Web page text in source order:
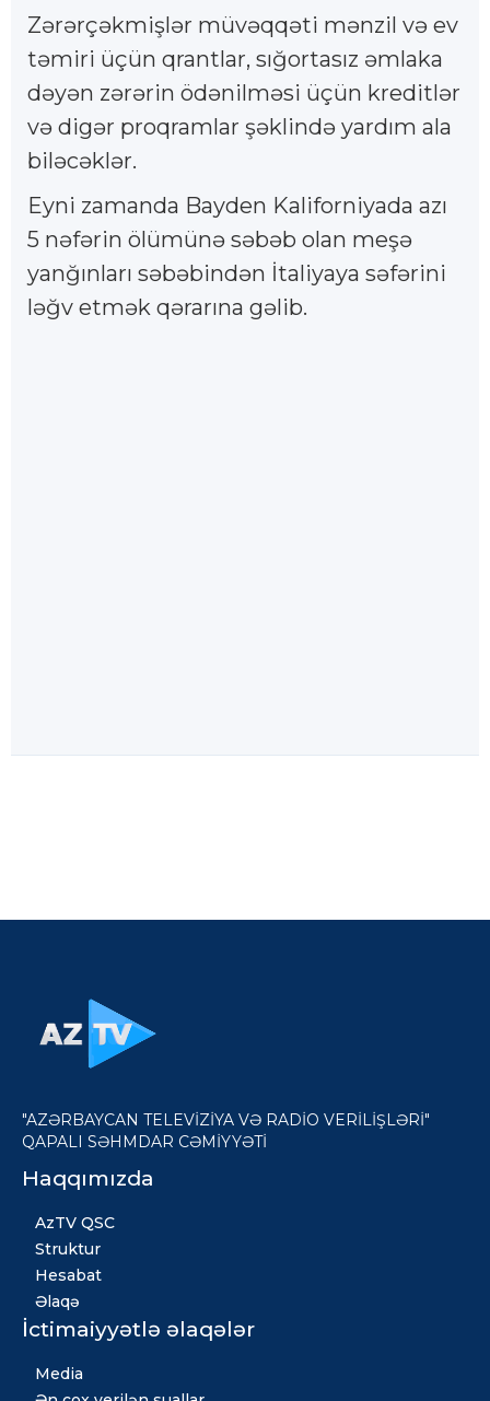
Zərərçəkmişlər müvəqqəti mənzil və ev
təmiri üçün qrantlar, sığortasız əmlaka
dəyən zərərin ödənilməsi üçün kreditlər
və digər proqramlar şəklində yardım ala
biləcəklər.
Eyni zamanda Bayden Kaliforniyada azı
5 nəfərin ölümünə səbəb olan meşə
yanğınları səbəbindən İtaliyaya səfərini
ləğv etmək qərarına gəlib.
"AZƏRBAYCAN TELEVİZİYA VƏ RADİO VERİLİŞLƏRİ"
QAPALI SƏHMDAR CƏMİYYƏTİ
Haqqımızda
AzTV QSC
Struktur
Hesabat
Əlaqə
İctimaiyyətlə əlaqələr
Media